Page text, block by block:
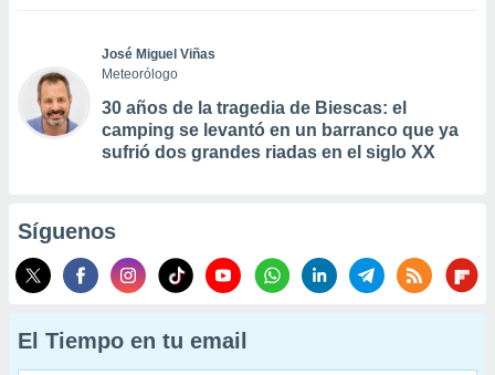
José Miguel Viñas
Meteorólogo
30 años de la tragedia de Biescas: el
camping se levantó en un barranco que ya
sufrió dos grandes riadas en el siglo XX
Síguenos
El Tiempo en tu email